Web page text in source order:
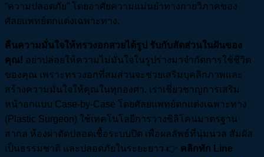
“ความปลอดภัย” โดยอาศัยความแม่นยำทางกายวิภาคของ
ศัลยแพทย์ตกแต่งเฉพาะทาง.
คืนความมั่นใจให้ทรวงอกสวยได้รูป รับกับสัดส่วนในฝันของ
คุณ! อย่าปล่อยให้ความไม่มั่นใจในรูปร่างมาจำกัดการใช้ชีวิต
ของคุณ เพราะทรวงอกที่สมส่วนจะช่วยเสริมบุคลิกภาพและ
สร้างความมั่นใจให้คุณในทุกองศา. เราเชี่ยวชาญการเสริม
หน้าอกแบบ Case-by-Case โดยศัลยแพทย์ตกแต่งเฉพาะทาง
(Plastic Surgeon) ใช้เทคโนโลยีการวางซิลิโคนมาตรฐาน
สากล ห้องผ่าตัดปลอดเชื้อระบบปิด เพื่อผลลัพธ์ที่นุ่มนวล สัมผัส
เป็นธรรมชาติ และปลอดภัยในระยะยาว 👉 คลิกทัก Line